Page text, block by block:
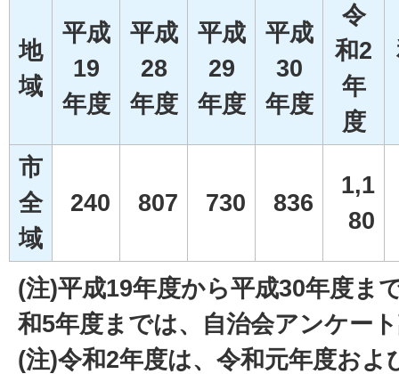
地
域
平成
19
年度
平成
28
年度
平成
29
年度
平成
30
年度
令
和2
年
度
市
全
域
240 807 730 836
1,1
80
(注)平成19年度から平成30年度ま
和5年度までは、自治会アンケー
(注)令和2年度は、令和元年度およ